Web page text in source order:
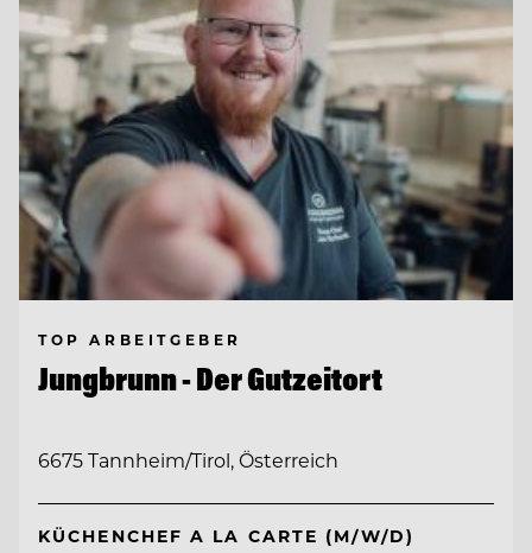
TOP ARBEITGEBER
Jungbrunn - Der Gutzeitort
6675 Tannheim/Tirol, Österreich
KÜCHENCHEF A LA CARTE (M/W/D)